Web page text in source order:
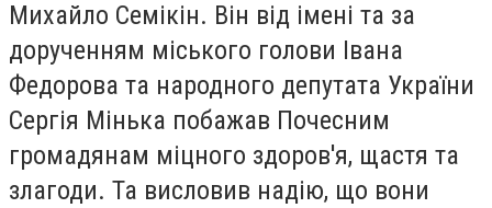
Михайло Семікін. Він від імені та за
дорученням міського голови Івана
Федорова та народного депутата України
Сергія Мінька побажав Почесним
громадянам міцного здоров'я, щастя та
злагоди. Та висловив надію, що вони